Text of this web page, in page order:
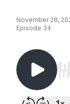
November 28,
Episode 34